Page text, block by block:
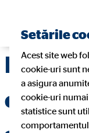
copii:
Setările
Acest site web
cookie-uri sunt
a asigura
cookie-uri
statistice sunt